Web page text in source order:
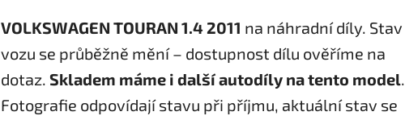
VOLKSWAGEN TOURAN 1.4 2011 na náhradní díly. Stav
vozu se průběžně mění – dostupnost dílu ověříme na
dotaz. Skladem máme i další autodíly na tento model.
Fotografie odpovídají stavu při příjmu, aktuální stav se